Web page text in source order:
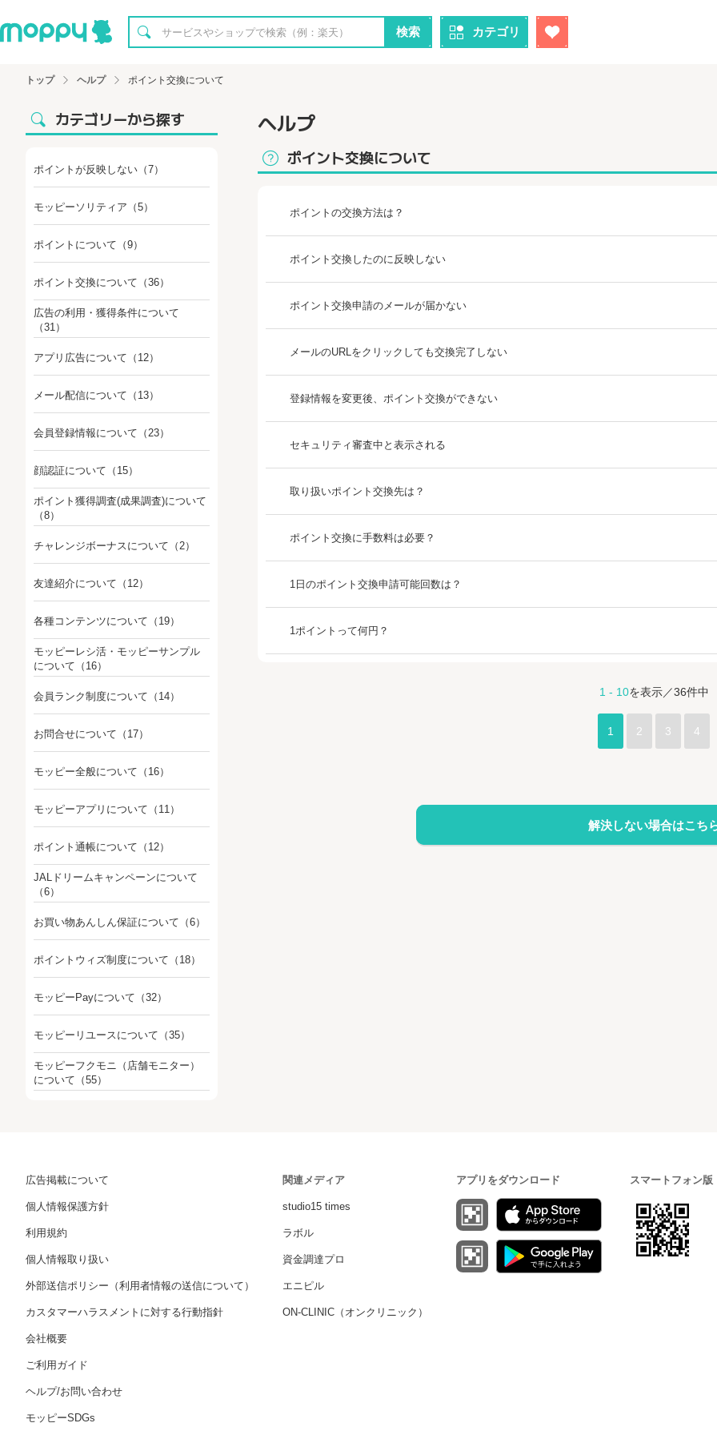
検索 カテゴリ
トップ ヘルプ ポイント交換について
ヘルプ
ポイント交換について
ポイントの交換方法は？
ポイント交換したのに反映しない
ポイント交換申請のメールが届かない
メールのURLをクリックしても交換完了しない
登録情報を変更後、ポイント交換ができない
セキュリティ審査中と表示される
取り扱いポイント交換先は？
ポイント交換に手数料は必要？
1日のポイント交換申請可能回数は？
1ポイントって何円？
1 - 10を表示／36件中
1 2 3 4
解決しない場合はこち
カテゴリーから探す
ポイントが反映しない （7）
モッピーソリティア （5）
ポイントについて （9）
ポイント交換について （36）
広告の利用・獲得条件について
（31）
アプリ広告について （12）
メール配信について （13）
会員登録情報について （23）
顔認証について （15）
ポイント獲得調査(成果調査)について
（8）
チャレンジボーナスについて （2）
友達紹介について （12）
各種コンテンツについて （19）
モッピーレシ活・モッピーサンプル
について （16）
会員ランク制度について （14）
お問合せについて （17）
モッピー全般について （16）
モッピーアプリについて （11）
ポイント通帳について （12）
JALドリームキャンペーンについて
（6）
お買い物あんしん保証について （6）
ポイントウィズ制度について （18）
モッピーPayについて （32）
モッピーリユースについて （35）
モッピーフクモニ（店舗モニター）
について （55）
広告掲載について
個人情報保護方針
利用規約
個人情報取り扱い
外部送信ポリシー（利用者情報の送信について）
カスタマーハラスメントに対する行動指針
会社概要
ご利用ガイド
ヘルプ/お問い合わせ
モッピーSDGs
関連メディア
studio15 times
ラボル
資金調達プロ
エニピル
ON-CLINIC（オンクリニック）
アプリをダウンロード スマートフォン版